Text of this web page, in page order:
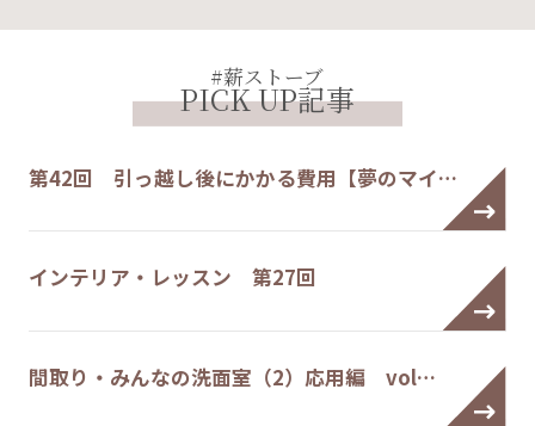
#薪ストーブ
PICK UP記事
第42回 引っ越し後にかかる費用【夢のマイ…
インテリア・レッスン 第27回
間取り・みんなの洗面室（2）応用編 vol…